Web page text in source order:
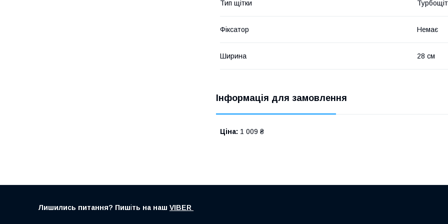
Тип щітки
Фіксатор Немає
Ширина 28 см
Інформація для замовлення
Ціна: 1 009 ₴
Лишились питання? Пишіть на наш VIBER